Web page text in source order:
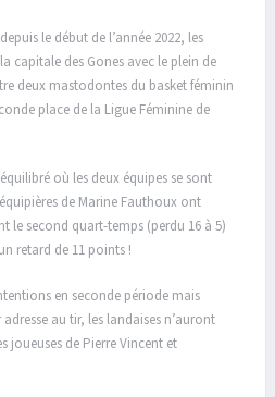
le début de l’année 2022, les
capitale des Gones avec le plein de
deux mastodontes du basket féminin
place de la Ligue Féminine de
où les deux équipes se sont
de Marine Fauthoux ont
le second quart-temps (perdu 16 à 5)
retard de 11 points !
en seconde période mais
au tir, les landaises n’auront
joueuses de Pierre Vincent et